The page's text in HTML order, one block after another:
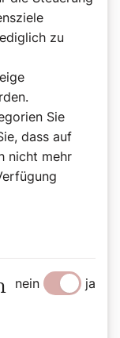
lassen?
(„Habit“)
kommt
und Gestalt,
oft benutzte
von Orden zu
zu
Sie
dass auf
nicht mehr
nein ja